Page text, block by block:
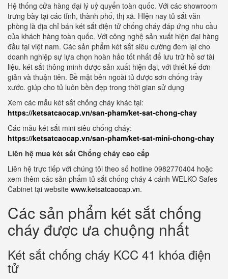
Hệ thống cửa hàng đại lý uỷ quyển toàn quốc. Với các showroom
trưng bày tại các tỉnh, thành phố, thị xã. HIện nay tủ sắt văn
phòng là địa chỉ bán két sắt điện tử chống cháy đáp ứng nhu cầu
của khách hàng toàn quốc. Với công nghệ sản xuất hiện đại hàng
đầu tại việt nam. Các sản phẩm két sắt siêu cường đem lại cho
doanh nghiệp sự lựa chọn hoàn hảo tốt nhất để lưu trữ hồ sơ tài
liệu. két sắt thông minh được sản xuất hiện đại, với thiết kế đơn
giản và thuận tiên. Bề mặt bên ngoài tủ được sơn chống trầy
xước. giúp cho tủ luôn bền đẹp trong thời gian sử dụng
Xem các mẫu két sắt chống cháy khác tại:
https://ketsatcaocap.vn/san-pham/ket-sat-chong-chay
Các mẫu két sắt mini siêu chống cháy:
https://ketsatcaocap.vn/san-pham/ket-sat-mini-chong-chay
Liên hệ mua két sắt Chống cháy cao cấp
Liên hệ trực tiếp với chúng tôi theo số hotline 0982770404 hoặc
xem thêm các sản phẩm tủ sắt chống cháy 4 cánh WELKO Safes
Cabinet tại website www.ketsatcaocap.vn.
Các sản phẩm két sắt chống
cháy được ưa chuộng nhất
Két sắt chống cháy KCC 41 khóa điện
tử